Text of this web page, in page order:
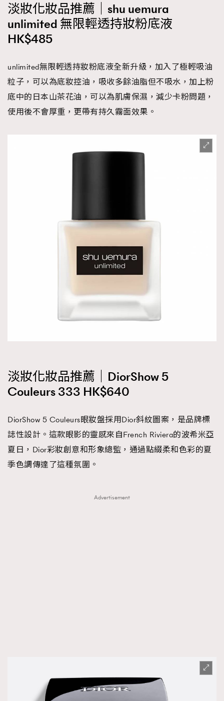
淡妝化妝品推薦｜shu uemura
unlimited 無限輕透持妝粉底液
HK$485
unlimited無限輕透持妝粉底液全新升級，加入了極輕吸油
粒子，可以為底妝控油，吸收多餘油脂但不吸水，加上粉
底中的日本山茶花油，可以為肌膚保濕，減少卡粉問題，
使用後不會厚重，更帶有持久霧面效果。
淡妝化妝品推薦｜DiorShow 5
Couleurs 333 HK$640
DiorShow 5 Couleurs眼妝盤採用Dior斜紋圖案，是品牌標
誌性設計。這款眼影的靈感來自French Riviera的波希米亞
夏日，Dior彩妝創意和形象總監，通過點綴柔和色彩的夏
季色調傳達了這種氛圍。
Advertisement